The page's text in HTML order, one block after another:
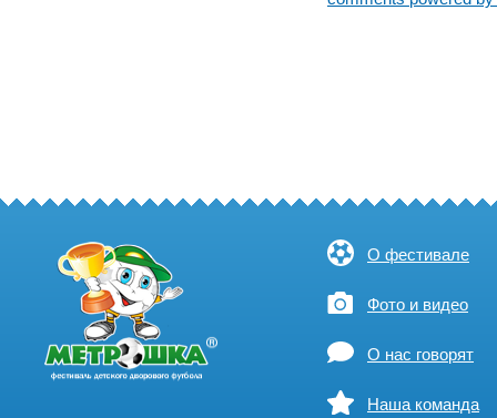
О фестивале
Фото и видео
О нас говорят
Наша команда